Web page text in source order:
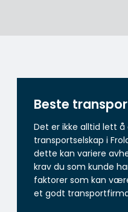
Beste
Det er ikke alltid lett
transportselskap i
dette kan variere
krav du som kunde
faktorer som kan
et godt